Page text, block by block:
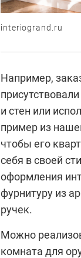
interiogrand.ru
Например,
и стен или
пример из
чтобы его
себя в своей
оформления
фурнитуру из
ручек.
Можно
комната для